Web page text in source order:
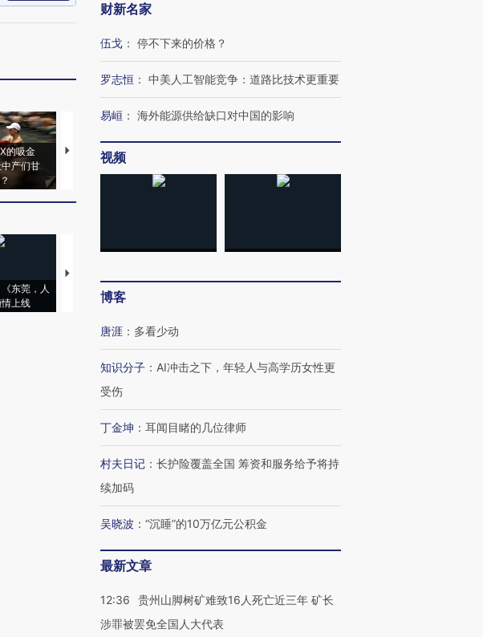
的吸金
产们甘
马航飞行员跨国走私7万
粒摇头丸 尿检体内含3种
《东莞，人
上线
【推广】走进第四届链博
会，让数智科技“链”接产
财新名家
伍戈 ： 停不下来的价格？
罗志恒 ： 中美人工智能竞争：道路比技术更重要
易峘 ： 海外能源供给缺口对中国的影响
视频
博客
唐涯 ： 多看少动
知识分子 ： AI冲击之下，年轻人与高学历女性更
受伤
丁金坤 ： 耳闻目睹的几位律师
村夫日记 ： 长护险覆盖全国 筹资和服务给予将持
续加码
吴晓波 ： “沉睡”的10万亿元公积金
最新文章
12:36
贵州山脚树矿难致16人死亡近三年 矿长
涉罪被罢免全国人大代表